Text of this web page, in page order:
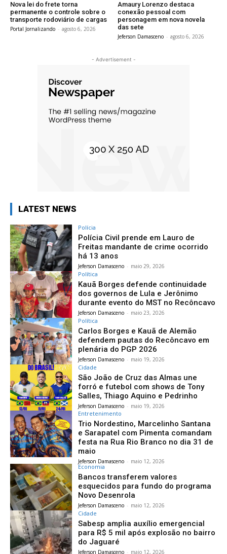
Nova lei do frete torna
permanente o controle sobre o
transporte rodoviário de cargas
Portal Jornalizando - agosto 6, 2026
Amaury Lorenzo destaca
conexão pessoal com
personagem em nova novela
das sete
Jeferson Damasceno - agosto 6, 2026
- Advertisement -
LATEST NEWS
Polícia
Polícia Civil prende em Lauro de
Freitas mandante de crime ocorrido
há 13 anos
Jeferson Damasceno - maio 29, 2026
Política
Kauã Borges defende continuidade
dos governos de Lula e Jerônimo
durante evento do MST no Recôncavo
Jeferson Damasceno - maio 23, 2026
Política
Carlos Borges e Kauã de Alemão
defendem pautas do Recôncavo em
plenária do PGP 2026
Jeferson Damasceno - maio 19, 2026
Cidade
São João de Cruz das Almas une
forró e futebol com shows de Tony
Salles, Thiago Aquino e Pedrinho
Jeferson Damasceno - maio 19, 2026
Entretenimento
Trio Nordestino, Marcelinho Santana
e Sarapatel com Pimenta comandam
festa na Rua Rio Branco no dia 31 de
maio
Jeferson Damasceno - maio 12, 2026
Economia
Bancos transferem valores
esquecidos para fundo do programa
Novo Desenrola
Jeferson Damasceno - maio 12, 2026
Cidade
Sabesp amplia auxílio emergencial
para R$ 5 mil após explosão no bairro
do Jaguaré
Jeferson Damasceno - maio 12, 2026